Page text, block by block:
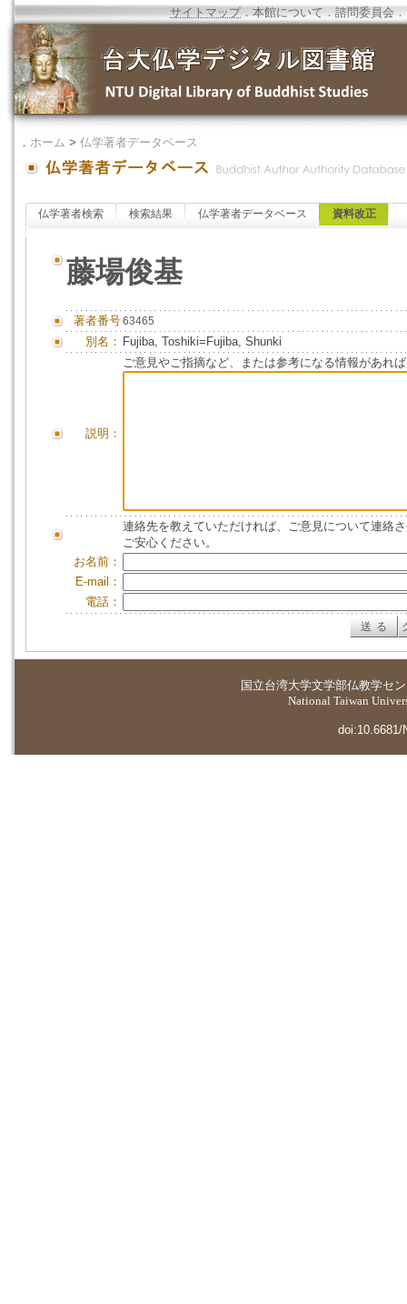
サイトマップ．本館について ．諮問委員会 ．
． ホーム > 仏学著者データベース
仏学著者検索 検索結果 仏学著者データベース 資料改正
藤場俊基
著者番号63465
別名： Fujiba, Toshiki=Fujiba, Shunki
説明：
ご意見やご指摘など、または参考になる情報があれ
連絡先を教えていただければ、ご意見について連絡
ご安心ください。
お名前：
E-mail：
電話：
国立台湾大学文学部仏教学セ
National Taiwan
doi:10.6681/